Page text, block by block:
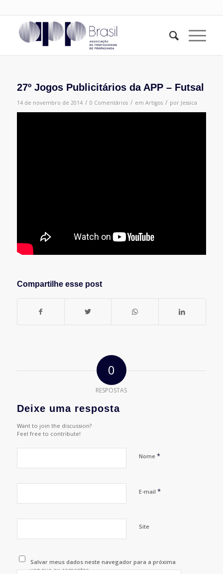
27º Jogos Publicitários da APP – Futsal
14 de novembro de 2014 / 0 Comentários / em Artigos / por Jessica
Compartilhe esse post
0
RESPOSTAS
Deixe uma resposta
Want to join the discussion?
Feel free to contribute!
Nome *
E-mail *
Site
Salvar meus dados neste navegador para a próxima
vez que eu comentar.